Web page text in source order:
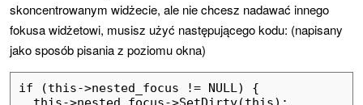
skoncentrowanym widżecie, ale nie chcesz nadawać innego
fokusa widżetowi, musisz użyć następującego kodu: (napisany
jako sposób pisania z poziomu okna)
if (this->nested_focus != NULL) {